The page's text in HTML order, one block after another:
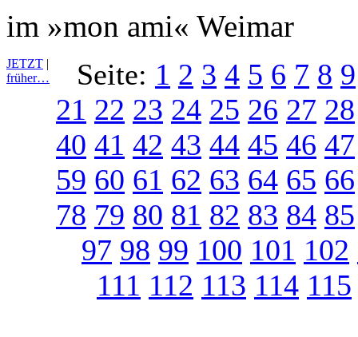
im »mon ami« Weimar
JETZT |
früher…
Seite: 1 2 3 4 5 6 7 8 9
21 22 23 24 25 26 27 28
40 41 42 43 44 45 46 47
59 60 61 62 63 64 65 66
78 79 80 81 82 83 84 85
97 98 99 100 101 102
111 112 113 114 115